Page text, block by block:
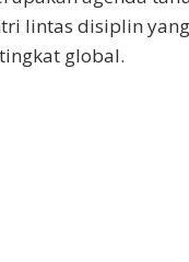
lintas disiplin
global.